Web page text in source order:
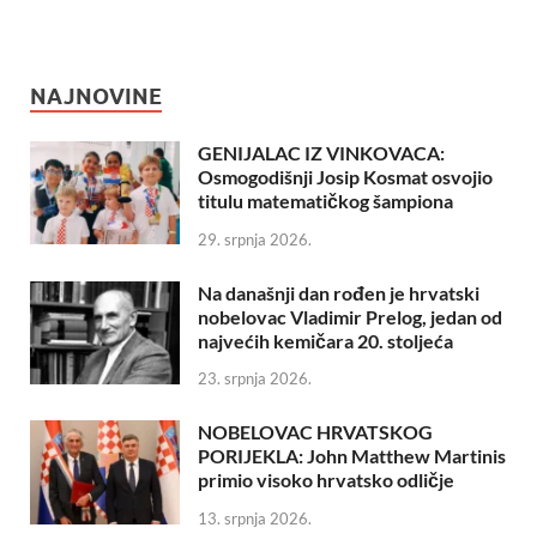
NAJNOVINE
GENIJALAC IZ VINKOVACA:
Osmogodišnji Josip Kosmat osvojio
titulu matematičkog šampiona
29. srpnja 2026.
Na današnji dan rođen je hrvatski
nobelovac Vladimir Prelog, jedan od
najvećih kemičara 20. stoljeća
23. srpnja 2026.
NOBELOVAC HRVATSKOG
PORIJEKLA: John Matthew Martinis
primio visoko hrvatsko odličje
13. srpnja 2026.